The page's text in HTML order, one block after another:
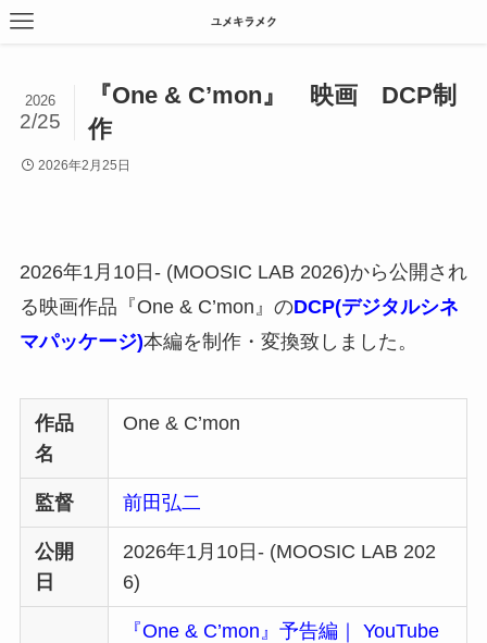
『One & C’mon』 映画 DCP制
作
2026
2/25
2026年2月25日
2026年1月10日- (MOOSIC LAB 2026)から公開され
る映画作品『One & C’mon』のDCP(デジタルシネ
マパッケージ)本編を制作・変換致しました。
作品
名
One & C’mon
監督 前田弘二
公開
日
2026年1月10日- (MOOSIC LAB 202
6)
『One & C’mon』予告編｜ YouTube